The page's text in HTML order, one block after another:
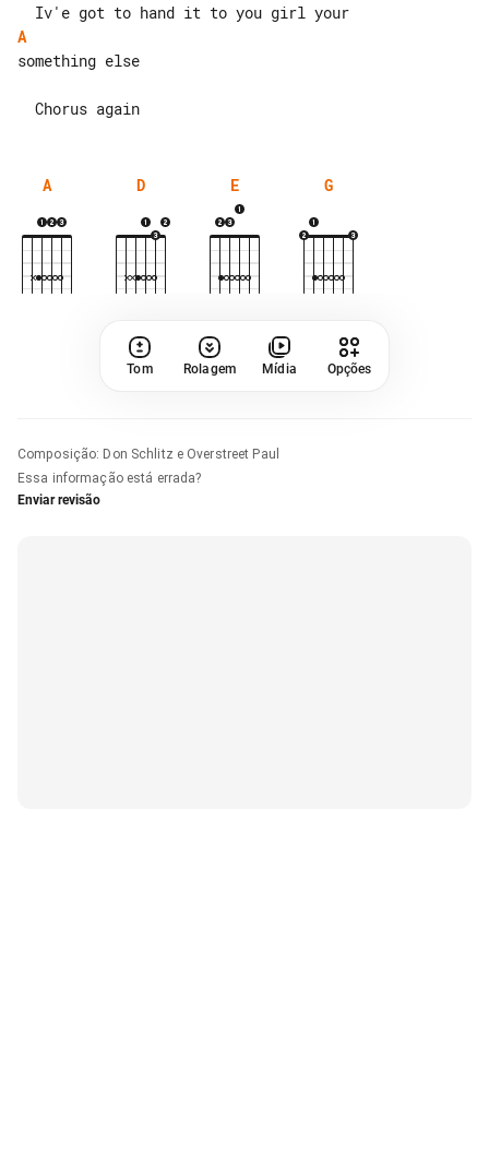
A
something else
A D E G
Tom Rolagem Mídia Opções
Composição: Don Schlitz e Overstreet Paul
Essa informação está errada?
Enviar revisão